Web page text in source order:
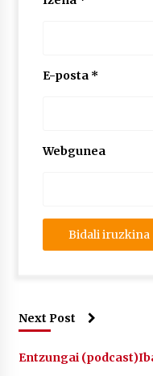
E-posta *
Webgunea
Next Post
Entzungai (podcast)